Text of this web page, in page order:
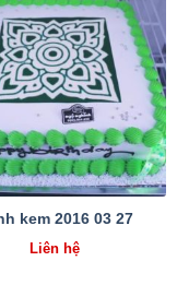
kem 2016 03 27
Liên hệ